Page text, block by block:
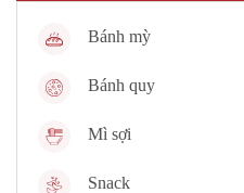
Bánh mỳ
Bánh quy
Mì sợi
Snack